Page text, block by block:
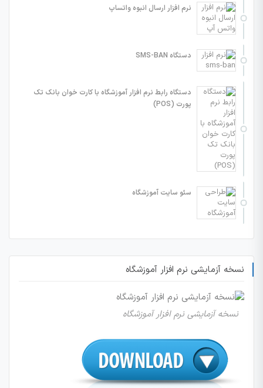
نرم افزار ارسال انبوه واتساپ
دستگاه SMS-BAN
دستگاه رابط نرم افزار آموزشگاه با کارت خوان بانک تک
پورت (POS)
سئو سایت آموزشگاه
نسخه آزمایشی نرم افزار آموزشگاه
نسخه آزمایشی نرم افزار آموزشگاه